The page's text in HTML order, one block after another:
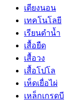
เตียงนอน
เทคโนโลยี
เรียนดำน้ำ
เสื้อยืด
เสื้อวง
เสื้อโปโล
เห็ดเยื่อไผ่
เหล็กเกรดบี